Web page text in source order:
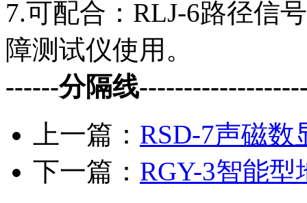
7.可配合：RLJ-6路径信
障测试仪使用。
------分隔线
上一篇： RSD-7声磁数
下一篇： RGY-3智能